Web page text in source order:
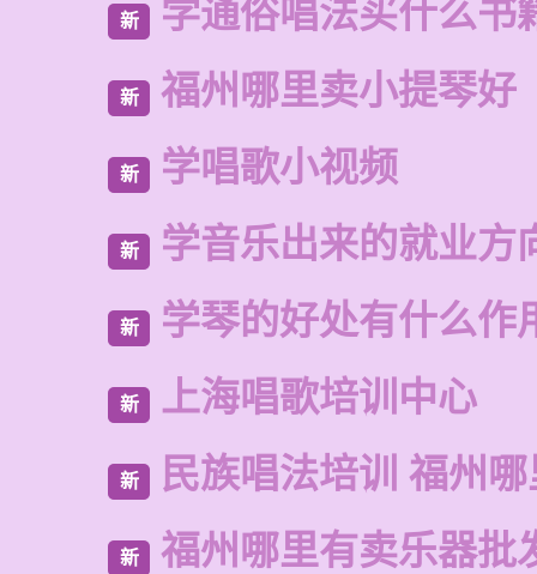
新 学通俗唱法买什么书
新 福州哪里卖小提琴好
新 学唱歌小视频
新 学音乐出来的就业方
新 学琴的好处有什么作
新 上海唱歌培训中心
新 民族唱法培训 福州
新 福州哪里有卖乐器批